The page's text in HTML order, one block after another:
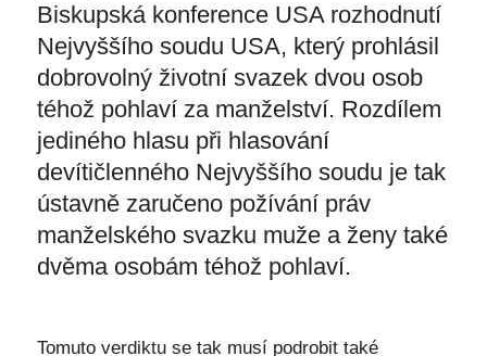
Biskupská konference USA rozhodnutí
Nejvyššího soudu USA, který prohlásil
dobrovolný životní svazek dvou osob
téhož pohlaví za manželství. Rozdílem
jediného hlasu při hlasování
devítičlenného Nejvyššího soudu je tak
ústavně zaručeno požívání práv
manželského svazku muže a ženy také
dvěma osobám téhož pohlaví.
Tomuto verdiktu se tak musí podrobit také